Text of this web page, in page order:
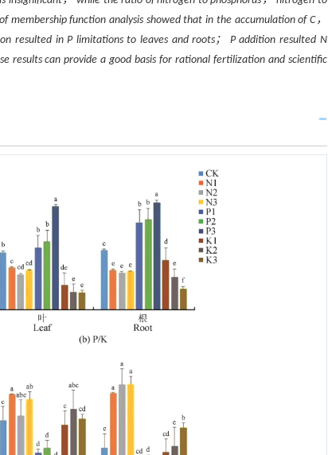
function analysis showed that in the accumulation of C，
resulted in P limitations to leaves and roots； P addition resulted N
results can provide a good basis for rational fertilization and scientific